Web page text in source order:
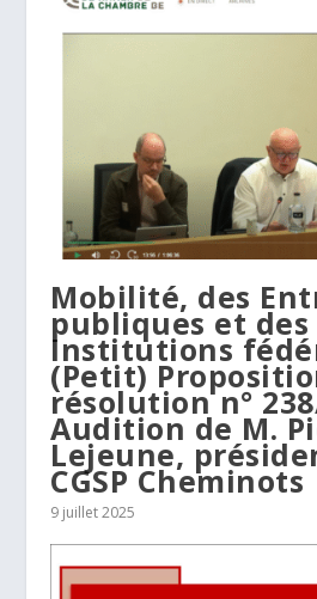
Mobilité, des
publiques et des
Institutions
(Petit)
résolution n°
Audition de M.
Lejeune,
CGSP Cheminots
9 juillet 2025